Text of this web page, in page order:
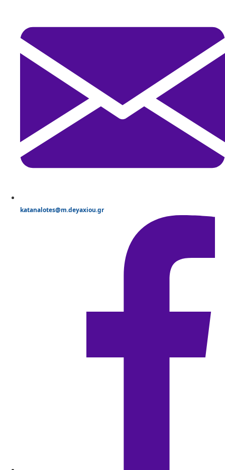
katanalotes@m.deyaxiou.gr